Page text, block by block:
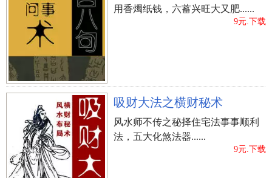
用香燭纸钱，六蓄兴旺大又肥......
9元.下载
吸财大法之横财秘术
风水师不传之秘择住宅法事事顺利
法，五大化煞法器......
9元.下载